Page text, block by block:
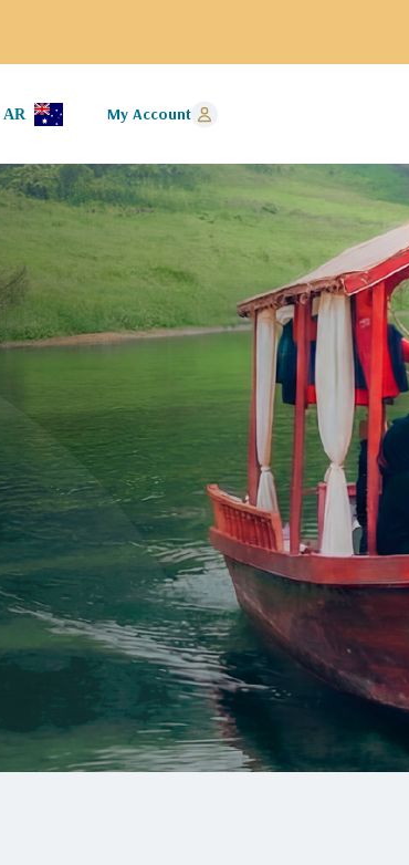
My Account
AR